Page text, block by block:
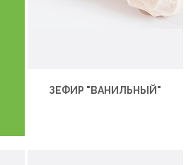
ЗЕФИР "ВАНИЛЬНЫЙ"